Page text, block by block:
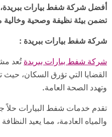
أفضل شركة شفط بيارات ببريدة،
تضمن بيئة نظيفة وصحية
شركة شفط بيارات ببريدة :
شركة شفط بيارات ببريدة تُعد
القضايا التي تؤرق السكان، حيث
وتهدد الصحة العامة.
تقدم خدمات شفط البيارات حلاً
والمياه العادمة، مما يعيد